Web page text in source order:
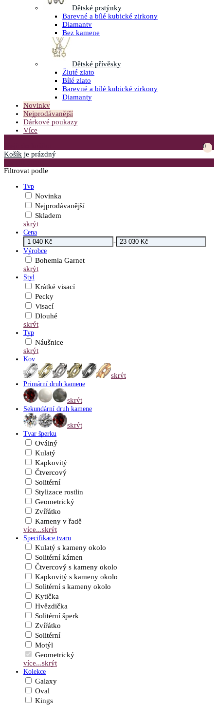
Dětské prstýnky
Barevné a bílé kubické zirkony
Diamanty
Bez kamene
Dětské přívěsky
Žluté zlato
Bílé zlato
Barevné a bílé kubické zirkony
Diamanty
Novinky
Nejprodávanější
Dárkové poukazy
Více
0
Košík je prázdný
Filtrovat podle
Typ
Novinka
Nejprodávanější
Skladem
skrýt
Cena
-
Výrobce
Bohemia Garnet
skrýt
Styl
Krátké visací
Pecky
Visací
Dlouhé
skrýt
Typ
Náušnice
skrýt
Kov
skrýt
Primární druh kamene
skrýt
Sekundární druh kamene
skrýt
Tvar šperku
Oválný
Kulatý
Kapkovitý
Čtvercový
Solitérní
Stylizace rostlin
Geometrický
Zvířátko
Kameny v řadě
více...skrýt
Specifikace tvaru
Kulatý s kameny okolo
Solitérní kámen
Čtvercový s kameny okolo
Kapkovitý s kameny okolo
Solitérní s kameny okolo
Kytička
Hvězdička
Solitérní šperk
Zvířátko
Solitérní
Motýl
Geometrický
více...skrýt
Kolekce
Galaxy
Oval
Kings